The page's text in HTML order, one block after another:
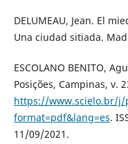
DELUMEAU, Jean. El
Una ciudad sitiada.
ESCOLANO BENITO,
Posições, Campinas, v.
https://www.scielo.br/j/
format=pdf&lang=es.
11/09/2021.